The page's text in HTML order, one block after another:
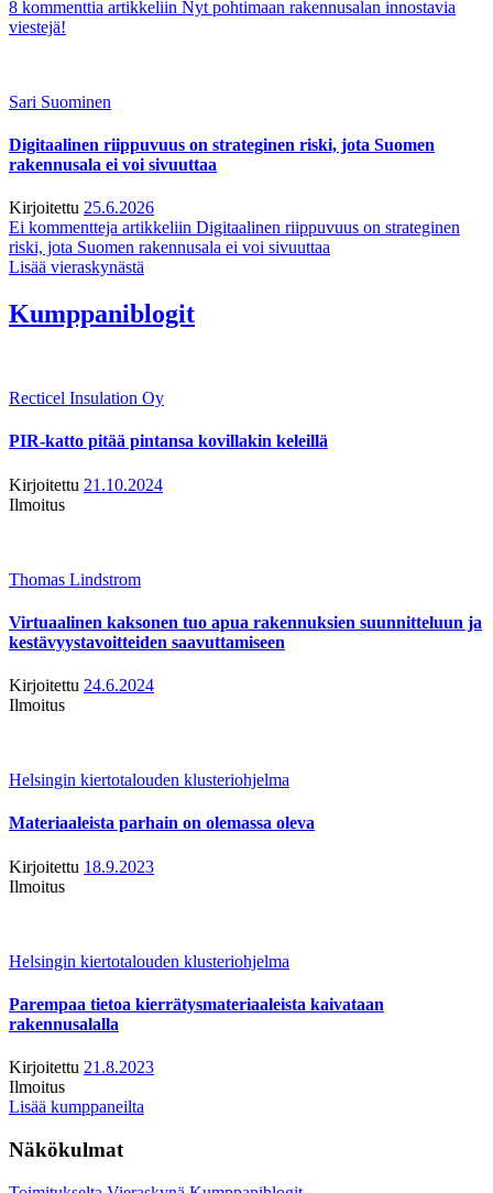
8 kommenttia artikkeliin Nyt pohtimaan rakennusalan innostavia
viestejä!
Sari Suominen
Digitaalinen riippuvuus on strateginen riski, jota Suomen
rakennusala ei voi sivuuttaa
Kirjoitettu 25.6.2026
Ei kommentteja artikkeliin Digitaalinen riippuvuus on strateginen
riski, jota Suomen rakennusala ei voi sivuuttaa
Lisää vieraskynästä
Kumppaniblogit
Recticel Insulation Oy
PIR-katto pitää pintansa kovillakin keleillä
Kirjoitettu 21.10.2024
Ilmoitus
Thomas Lindstrom
Virtuaalinen kaksonen tuo apua rakennuksien suunnitteluun ja
kestävyystavoitteiden saavuttamiseen
Kirjoitettu 24.6.2024
Ilmoitus
Helsingin kiertotalouden klusteriohjelma
Materiaaleista parhain on olemassa oleva
Kirjoitettu 18.9.2023
Ilmoitus
Helsingin kiertotalouden klusteriohjelma
Parempaa tietoa kierrätysmateriaaleista kaivataan
rakennusalalla
Kirjoitettu 21.8.2023
Ilmoitus
Lisää kumppaneilta
Näkökulmat